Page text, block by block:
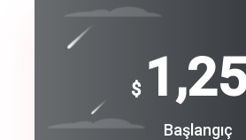
$ 1,25
Başlangıç
Free
Basic